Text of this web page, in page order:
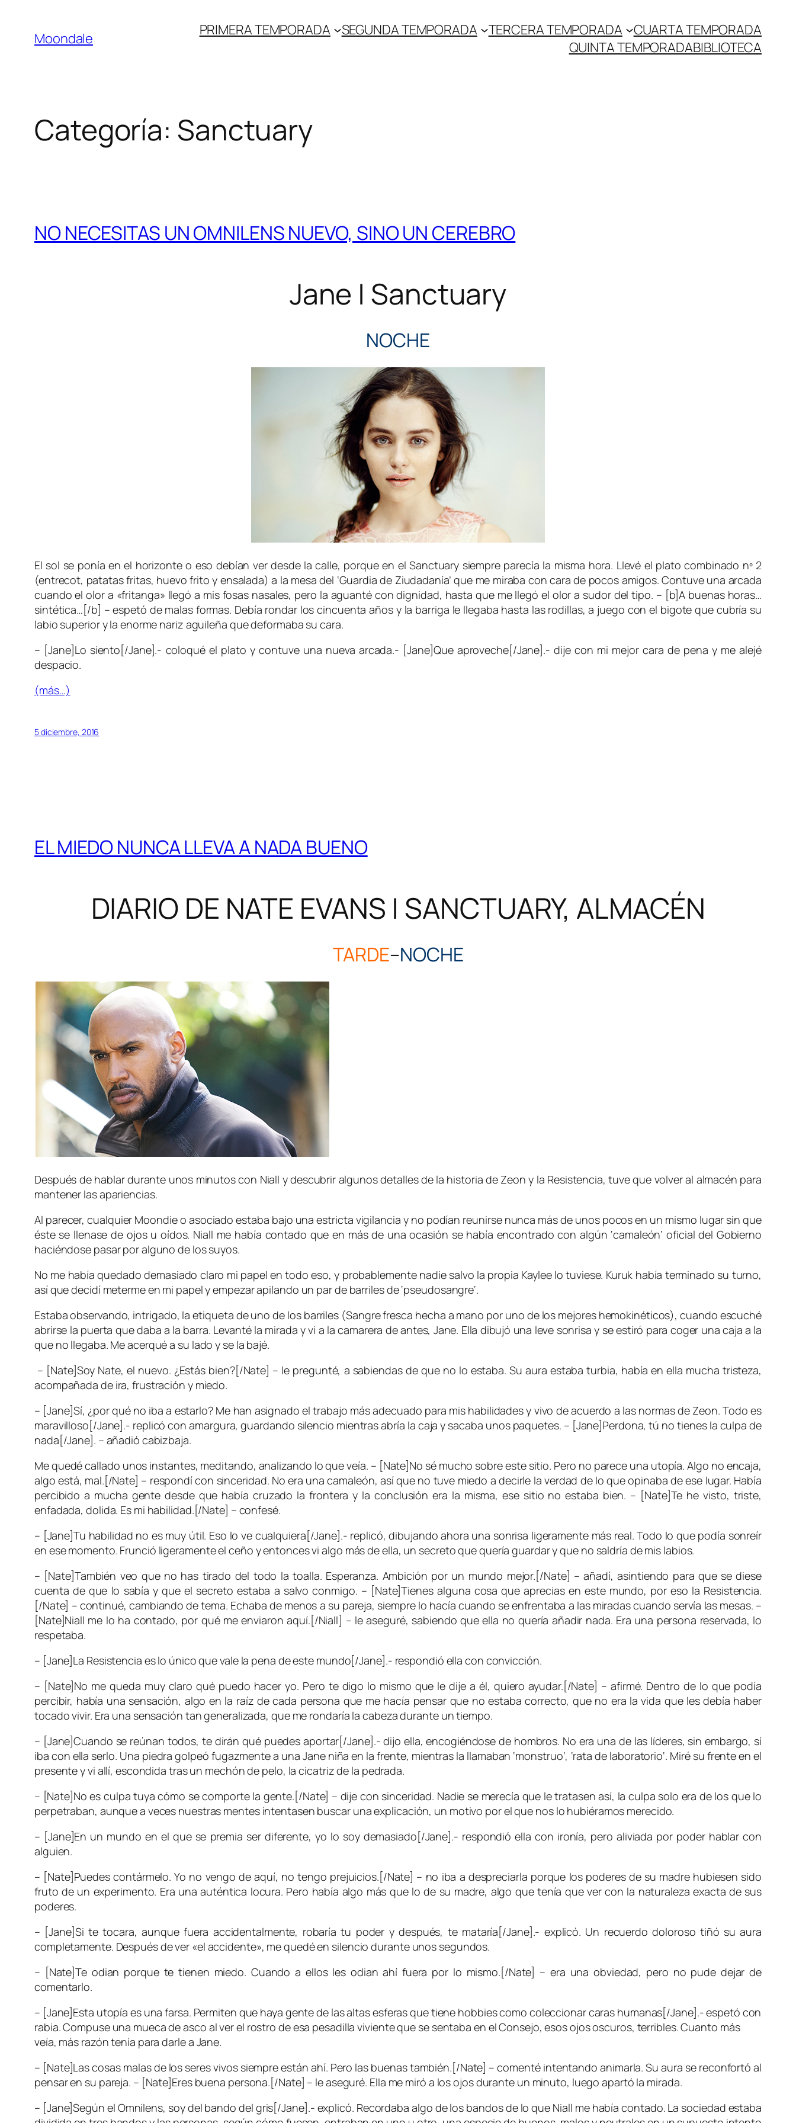
contenido
Moondale PRIMERA TEMPORADA SEGUNDA TEMPORADA TERCERA TEMPORADA
CUARTA TEMPORADA
QUINTA TEMPORADABIBLIOTECA
Categoría: Sanctuary
NO NECESITAS UN OMNILENS NUEVO, SINO UN CEREBRO
Jane | Sanctuary
NOCHE
El sol se ponía en el horizonte o eso debían ver desde la calle, porque en el Sanctuary siempre parecía la misma hora. Llevé el plato combinado nº 2
(entrecot, patatas fritas, huevo frito y ensalada) a la mesa del ‘Guardia de Ziudadanía’ que me miraba con cara de pocos amigos. Contuve una arcada
cuando el olor a «fritanga» llegó a mis fosas nasales, pero la aguanté con dignidad, hasta que me llegó el olor a sudor del tipo. – [b]A buenas horas…
sintética…[/b] – espetó de malas formas. Debía rondar los cincuenta años y la barriga le llegaba hasta las rodillas, a juego con el bigote que cubría su
labio superior y la enorme nariz aguileña que deformaba su cara.
– [Jane]Lo siento[/Jane].- coloqué el plato y contuve una nueva arcada.- [Jane]Que aproveche[/Jane].- dije con mi mejor cara de pena y me alejé
despacio.
(más…)
5 diciembre, 2016
EL MIEDO NUNCA LLEVA A NADA BUENO
DIARIO DE NATE EVANS | SANCTUARY, ALMACÉN
TARDE–NOCHE
Después de hablar durante unos minutos con Niall y descubrir algunos detalles de la historia de Zeon y la Resistencia, tuve que volver al almacén para
mantener las apariencias.
Al parecer, cualquier Moondieo asociado estaba bajo una estricta vigilancia y no podían reunirse nunca más de unos pocos en un mismo lugar sin que
éste se llenase de ojos u oídos. Niall me había contado que en más de una ocasión se había encontrado con algún ‘camaleón‘ oficial del Gobierno
haciéndose pasar por alguno de los suyos.
No me había quedado demasiado claro mi papel en todo eso, y probablemente nadie salvo la propia Kayleelo tuviese. Kuruk había terminado su turno,
así que decidí meterme en mi papel y empezar apilando un par de barriles de ‘pseudosangre‘.
Estaba observando, intrigado, la etiqueta de uno de los barriles (Sangre fresca hecha a mano por uno de los mejores hemokinéticos), cuando escuché
abrirse la puerta que daba a la barra. Levanté la mirada y vi a la camarera de antes, Jane. Ella dibujó una leve sonrisa y se estiró para coger una caja a la
que no llegaba. Me acerqué a su lado y se la bajé.
– [Nate]Soy Nate, el nuevo. ¿Estás bien?[/Nate] – le pregunté, a sabiendas de que no lo estaba. Su aura estaba turbia, había en ella mucha tristeza,
acompañada de ira, frustración y miedo.
– [Jane]Sí, ¿por qué no iba a estarlo? Me han asignado el trabajo más adecuado para mis habilidades y vivo de acuerdo a las normas de Zeon. Todo es
maravilloso[/Jane].- replicó con amargura, guardando silencio mientras abría la caja y sacaba unos paquetes. – [Jane]Perdona, tú no tienes la culpa de
nada[/Jane]. – añadió cabizbaja.
Me quedé callado unos instantes, meditando, analizando lo que veía. – [Nate]No sé mucho sobre este sitio. Pero no parece una utopía. Algo no encaja,
algo está, mal.[/Nate] – respondí con sinceridad. No era una camaleón, así que no tuve miedo a decirle la verdad de lo que opinaba de ese lugar. Había
percibido a mucha gente desde que había cruzado la frontera y la conclusión era la misma, ese sitio no estaba bien. – [Nate]Te he visto, triste,
enfadada, dolida. Es mi habilidad.[/Nate] – confesé.
– [Jane]Tu habilidad no es muy útil. Eso lo ve cualquiera[/Jane].- replicó, dibujando ahora una sonrisa ligeramente más real. Todo lo que podía sonreír
en ese momento. Frunció ligeramente el ceño y entonces vi algo más de ella, un secreto que quería guardar y que no saldría de mis labios.
– [Nate]También veo que no has tirado del todo la toalla. Esperanza. Ambición por un mundo mejor.[/Nate] – añadí, asintiendo para que se diese
cuenta de que lo sabía y que el secreto estaba a salvo conmigo. – [Nate]Tienes alguna cosa que aprecias en este mundo, por eso la Resistencia.
[/Nate] – continué, cambiando de tema. Echaba de menos a su pareja, siempre lo hacía cuando se enfrentaba a las miradas cuando servía las mesas. –
[Nate]Niall me lo ha contado, por qué me enviaron aquí.[/Niall] – le aseguré, sabiendo que ella no quería añadir nada. Era una persona reservada, lo
respetaba.
– [Jane]La Resistencia es lo único que vale la pena de este mundo[/Jane].- respondió ella con convicción.
– [Nate]No me queda muy claro qué puedo hacer yo. Pero te digo lo mismo que le dije a él, quiero ayudar.[/Nate] – afirmé. Dentro de lo que podía
percibir, había una sensación, algo en la raíz de cada persona que me hacía pensar que no estaba correcto, que no era la vida que les debía haber
tocado vivir. Era una sensación tan generalizada, que me rondaría la cabeza durante un tiempo.
– [Jane]Cuando se reúnan todos, te dirán qué puedes aportar[/Jane].- dijo ella, encogiéndose de hombros. No era una de las líderes, sin embargo, sí
iba con ella serlo. Una piedra golpeó fugazmente a una Jane niña en la frente, mientras la llamaban ‘monstruo‘, ‘rata de laboratorio‘. Miré su frente en el
presente y vi allí, escondida tras un mechón de pelo, la cicatriz de la pedrada.
– [Nate]No es culpa tuya cómo se comporte la gente.[/Nate] – dije con sinceridad. Nadie se merecía que le tratasen así, la culpa solo era de los que lo
perpetraban, aunque a veces nuestras mentes intentasen buscar una explicación, un motivo por el que nos lo hubiéramos merecido.
– [Jane]En un mundo en el que se premia ser diferente, yo lo soy demasiado[/Jane].- respondió ella con ironía, pero aliviada por poder hablar con
alguien.
– [Nate]Puedes contármelo. Yo no vengo de aquí, no tengo prejuicios.[/Nate] – no iba a despreciarla porque los poderes de su madre hubiesen sido
fruto de un experimento. Era una auténtica locura. Pero había algo más que lo de su madre, algo que tenía que ver con la naturaleza exacta de sus
poderes.
– [Jane]Si te tocara, aunque fuera accidentalmente, robaría tu poder y después, te mataría[/Jane].- explicó. Un recuerdo doloroso tiñó su aura
completamente. Después de ver «el accidente», me quedé en silencio durante unos segundos.
– [Nate]Te odian porque te tienen miedo. Cuando a ellos les odian ahí fuera por lo mismo.[/Nate] – era una obviedad, pero no pude dejar de
comentarlo.
– [Jane]Esta utopía es una farsa. Permiten que haya gente de las altas esferas que tiene hobbies como coleccionar caras humanas[/Jane].- espetó con
rabia. Compuse una mueca de asco al ver el rostro de esa pesadilla viviente que se sentaba en elConsejo, esos ojos oscuros, terribles. Cuanto más
veía, más razón tenía para darle a Jane.
– [Nate]Las cosas malas de los seres vivos siempre están ahí. Pero las buenas también.[/Nate] – comenté intentando animarla. Su aura se reconfortó al
pensar en su pareja. – [Nate]Eres buena persona.[/Nate] – le aseguré. Ella me miró a los ojos durante un minuto, luego apartó la mirada.
– [Jane]Según el Omnilens, soy del bando del gris[/Jane].- explicó. Recordaba algo de los bandos de lo que Niall me había contado. La sociedad estaba